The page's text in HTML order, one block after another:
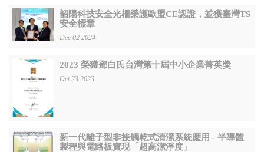
韶陽科技安全光柵榮護歐盟CE認證，並獲臺灣TS
安全標章
Dec 02 2024
2023 榮獲鄧白氏台灣第十屆中小企業菁英獎
Oct 23 2023
新一代離子型非接觸乾式清潔系統應用 - 半導體
製程與電路板實現「超高潔淨度」